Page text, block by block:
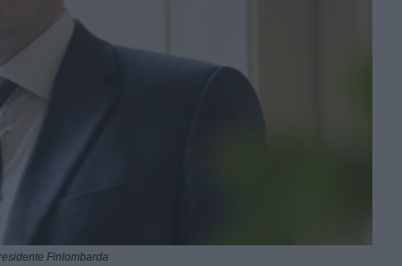
Finlombarda